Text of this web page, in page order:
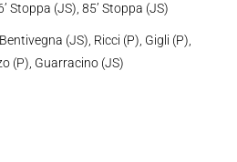
Stoppa (JS), 85’ Stoppa (JS)
(JS), Ricci (P), Gigli (P),
(P), Guarracino (JS)